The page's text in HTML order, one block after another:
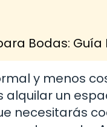
Bodas:
y menos
alquilar un
necesitarás